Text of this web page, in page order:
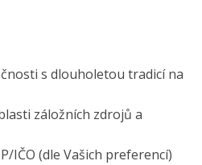
s dlouholetou tradicí na
záložních zdrojů a
IČO (dle Vašich preferencí)